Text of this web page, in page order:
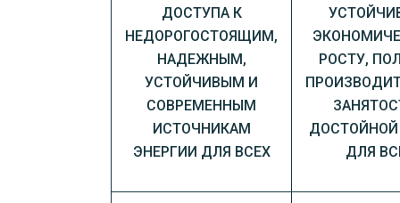
ДОСТУПА К
НЕДОРОГОСТОЯЩИМ,
НАДЕЖНЫМ,
УСТОЙЧИВЫМ И
СОВРЕМЕННЫМ
ИСТОЧНИКАМ
ЭНЕРГИИ ДЛЯ ВСЕХ
РОСТУ,
ДОСТОЙНОЙ
ДЛЯ